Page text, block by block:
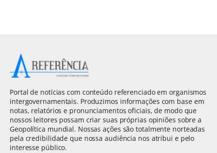
Portal de notícias com conteúdo referenciado em organismos
intergovernamentais. Produzimos informações com base em
notas, relatórios e pronunciamentos oficiais, de modo que
nossos leitores possam criar suas próprias opiniões sobre a
Geopolítica mundial. Nossas ações são totalmente norteadas
pela credibilidade que nossa audiência nos atribui e pelo
interesse público.